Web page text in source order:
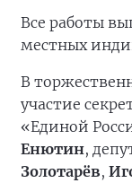
Все работы
местных
В
участие
«Единой
Енютин,
Золотарёв,